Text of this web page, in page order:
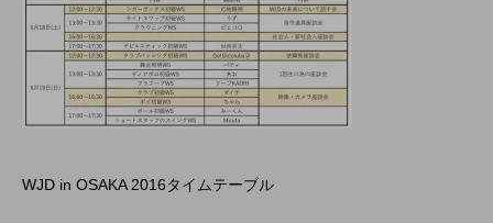
北海道 東北 関東 中部
四国 中国 九州 沖縄
WJD in OSAKA 2016タイムテーブル